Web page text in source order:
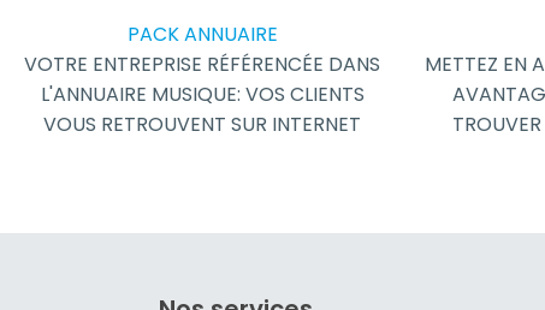
PACK ANNUAIRE
VOTRE ENTREPRISE RÉFÉRENCÉE DANS
L'ANNUAIRE MUSIQUE: VOS CLIENTS
VOUS RETROUVENT SUR INTERNET
METTEZ EN